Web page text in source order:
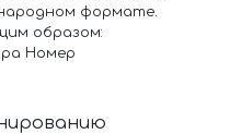
формате.
образом:
Номер